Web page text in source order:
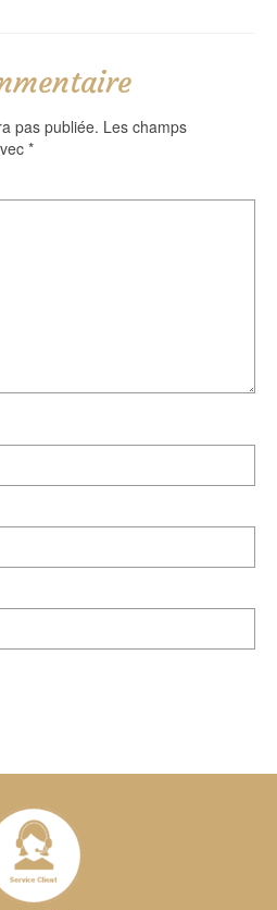
pas publiée. Les champs
*